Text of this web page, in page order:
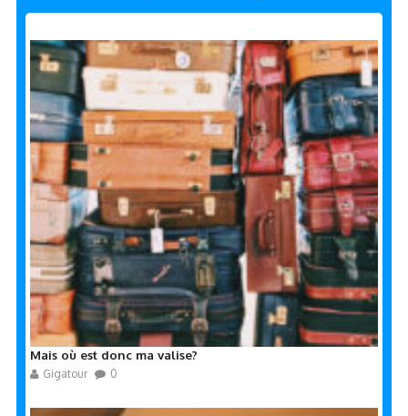
Mais où est donc ma valise?
Gigatour 0